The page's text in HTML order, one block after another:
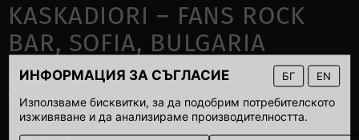
ИНФОРМАЦИЯ ЗА СЪГЛАСИЕ БГ EN
Използваме бисквитки, за да подобрим потребителското
изживяване и да анализираме производителността.
KASKADIORI – FANS ROCK
BAR, SOFIA, BULGARIA
17 January 2008
00:00